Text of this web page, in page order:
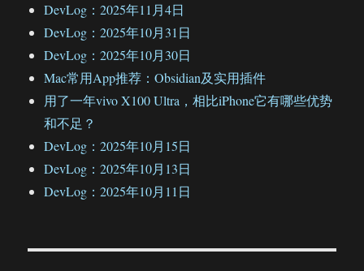
DevLog：2025年11月4日
DevLog：2025年10月31日
DevLog：2025年10月30日
Mac常用App推荐：Obsidian及实用插件
用了一年vivo X100 Ultra，相比iPhone它有哪些优势
和不足？
DevLog：2025年10月15日
DevLog：2025年10月13日
DevLog：2025年10月11日